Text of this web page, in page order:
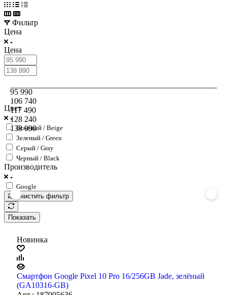
Фильтр
Цена
Цена
95 990
106 740
117 490
128 240
138 990
Цвет
Бежевый / Beige
Зеленый / Green
Серый / Gray
Черный / Black
Производитель
Google
Очистить фильтр
Показать
Новинка
Смартфон Google Pixel 10 Pro 16/256GB Jade, зелёный
(GA10316-GB)